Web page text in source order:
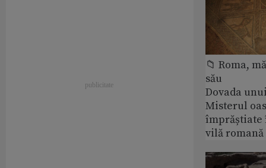
📁 Roma,
său
Dovada
Misterul
împrăștiate
vilă romană